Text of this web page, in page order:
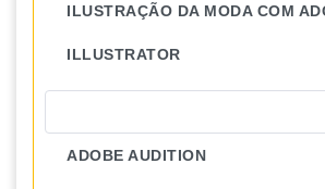
ILUSTRAÇÃO DA MODA COM
ILLUSTRATOR
ADOBE AUDITION